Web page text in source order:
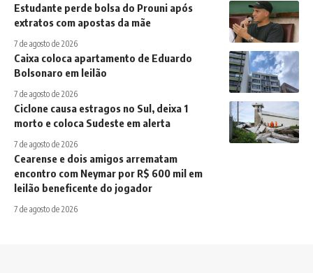
Estudante perde bolsa do Prouni após
extratos com apostas da mãe
7 de agosto de 2026
Caixa coloca apartamento de Eduardo
Bolsonaro em leilão
7 de agosto de 2026
Ciclone causa estragos no Sul, deixa 1
morto e coloca Sudeste em alerta
7 de agosto de 2026
Cearense e dois amigos arrematam
encontro com Neymar por R$ 600 mil em
leilão beneficente do jogador
7 de agosto de 2026